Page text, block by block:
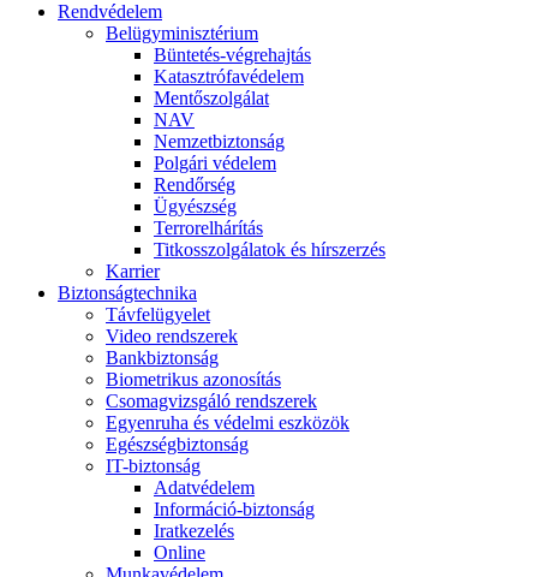
Rendvédelem
Belügyminisztérium
Büntetés-végrehajtás
Katasztrófavédelem
Mentőszolgálat
NAV
Nemzetbiztonság
Polgári védelem
Rendőrség
Ügyészség
Terrorelhárítás
Titkosszolgálatok és hírszerzés
Karrier
Biztonságtechnika
Távfelügyelet
Video rendszerek
Bankbiztonság
Biometrikus azonosítás
Csomagvizsgáló rendszerek
Egyenruha és védelmi eszközök
Egészségbiztonság
IT-biztonság
Adatvédelem
Információ-biztonság
Iratkezelés
Online